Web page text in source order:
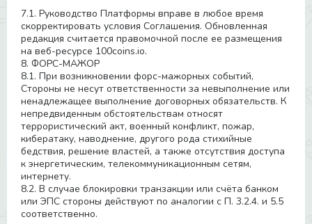
7.1. Руководство Платформы вправе в любое время
скорректировать условия Соглашения. Обновленная
редакция считается правомочной после ее размещения
на веб-ресурсе 100coins.io.
8. ФОРС-МАЖОР
8.1. При возникновении форс-мажорных событий,
Стороны не несут ответственности за невыполнение или
ненадлежащее выполнение договорных обязательств. К
непредвиденным обстоятельствам относят
террористический акт, военный конфликт, пожар,
кибератаку, наводнение, другого рода стихийные
бедствия, решение властей, а также отсутствия доступа
к энергетическим, телекоммуникационным сетям,
интернету.
8.2. В случае блокировки транзакции или счёта банком
или ЭПС стороны действуют по аналогии с П. 3.2.4. и 5.5
соответственно.